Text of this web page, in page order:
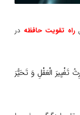
راه تقویت حافظه در
تَغْیِیرَ الْعَقْلِ وَ تَحَیُّرَ